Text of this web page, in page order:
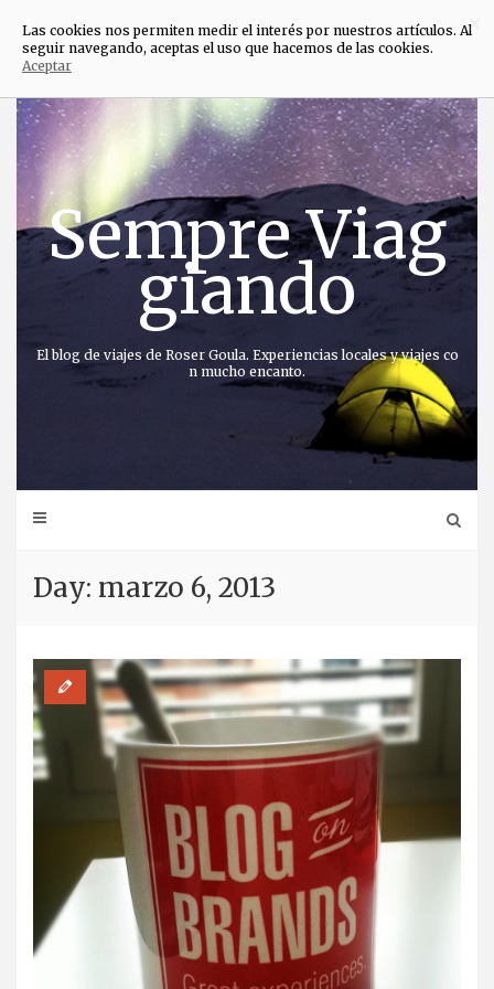
Saltar
contenido
Sempre Viag
giando
El blog de viajes de Roser Goula. Experiencias locales y viajes co
n mucho encanto.
Day: marzo 6, 2013
×
Las cookies nos permiten medir el interés por nuestros artículos. Al
seguir navegando, aceptas el uso que hacemos de las cookies.
Aceptar